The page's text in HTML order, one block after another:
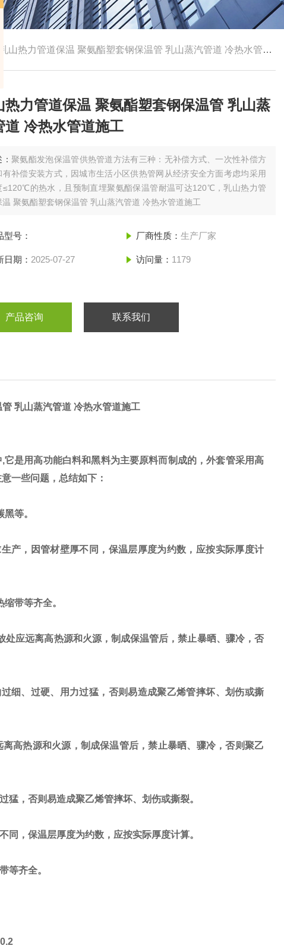
乳山热力管道保温 聚氨酯塑套钢保温管 乳山蒸汽管道 冷热水管道施工
热力管道保温 聚氨酯塑套钢保温管 乳山蒸
道 冷热水管道施工
：聚氨酯发泡保温管供热管道方法有三种：无补偿方式、一次性补偿方
有补偿安装方式，因城市生活小区供热管网从经济安全方面考虑均采用
≤120℃的热水，且预制直埋聚氨酯保温管耐温可达120℃，乳山热力管
温 聚氨酯塑套钢保温管 乳山蒸汽管道 冷热水管道施工
型号： 厂商性质： 生产厂家
日期： 2025-07-27 访问量： 1179
产品咨询 联系我们
乳山蒸汽管道 冷热水管道施工
是用高功能白料和黑料为主要原料而制成的，外套管采用高
一些问题，总结如下：
等。
，因管材壁厚不同，保温层厚度为约数，应按实际厚度计
带等齐全。
应远离高热源和火源，制成保温管后，禁止暴晒、骤冷，否
细、过硬、用力过猛，否则易造成聚乙烯管摔坏、划伤或撕
热源和火源，制成保温管后，禁止暴晒、骤冷，否则聚乙
，否则易造成聚乙烯管摔坏、划伤或撕裂。
，保温层厚度为约数，应按实际厚度计算。
等齐全。